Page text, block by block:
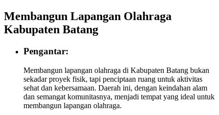
Membangun Lapangan Olahraga
Kabupaten Batang
Pengantar:
Membangun lapangan olahraga di Kabupaten Batang bukan
sekadar proyek fisik, tapi penciptaan ruang untuk aktivitas
sehat dan kebersamaan. Daerah ini, dengan keindahan alam
dan semangat komunitasnya, menjadi tempat yang ideal untuk
membangun lapangan olahraga.